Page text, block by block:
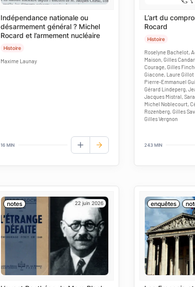
Indépendance nationale ou
désarmement général ? Michel
Rocard et l’armement nucléaire
Histoire
Maxime Launay
16 MIN
AJOUTER AUX FAVORIS
L’art du
Rocard
Histoire
Roselyne Bachelot,
Maison, Gilles
Courage, Gilles
Giacone, Laure Gillot
Pierre-Emmanuel
Gérard Lindeperg,
Jacques Mistral,
Michel Noblecourt,
Rozenberg, Gilles
Gilles Vergnon
243 MIN
notes 22 juin 2026 enquêtes